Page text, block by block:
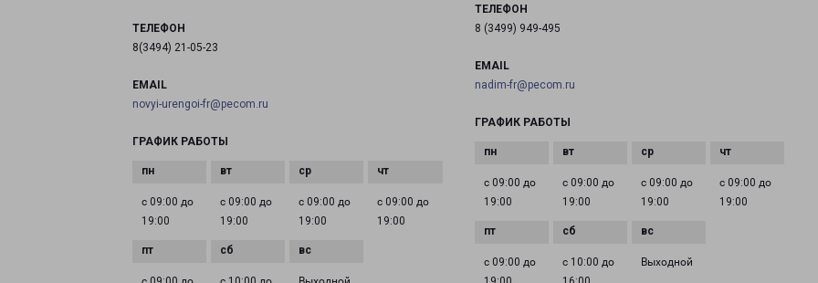
ТЕЛЕФОН
8(3494) 21-05-23
EMAIL
novyi-urengoi-fr@pecom.ru
ГРАФИК РАБОТЫ
с 09:00 до
19:00
с 09:00 до
19:00
с 09:00 до
19:00
с 09:00 до
19:00
ТЕЛЕФОН
8 (3499) 949-495
EMAIL
nadim-fr@pecom.ru
ГРАФИК РАБОТЫ
с 09:00 до
19:00
с 09:00 до
19:00
с 09:00 до
19:00
с 09:00 до
19:00
с 09:00 до
с 10:00 до
Выходной